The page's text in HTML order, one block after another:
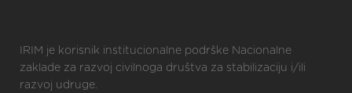
IRIM je korisnik institucionalne podrške Nacionalne
zaklade za razvoj civilnoga društva za stabilizaciju i/ili
razvoj udruge.